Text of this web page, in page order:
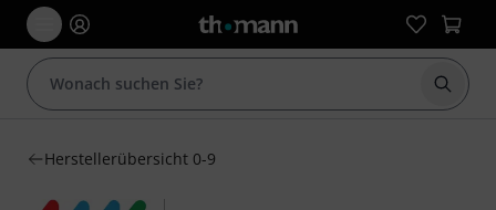
Suche
Herstellerübersicht 0-9